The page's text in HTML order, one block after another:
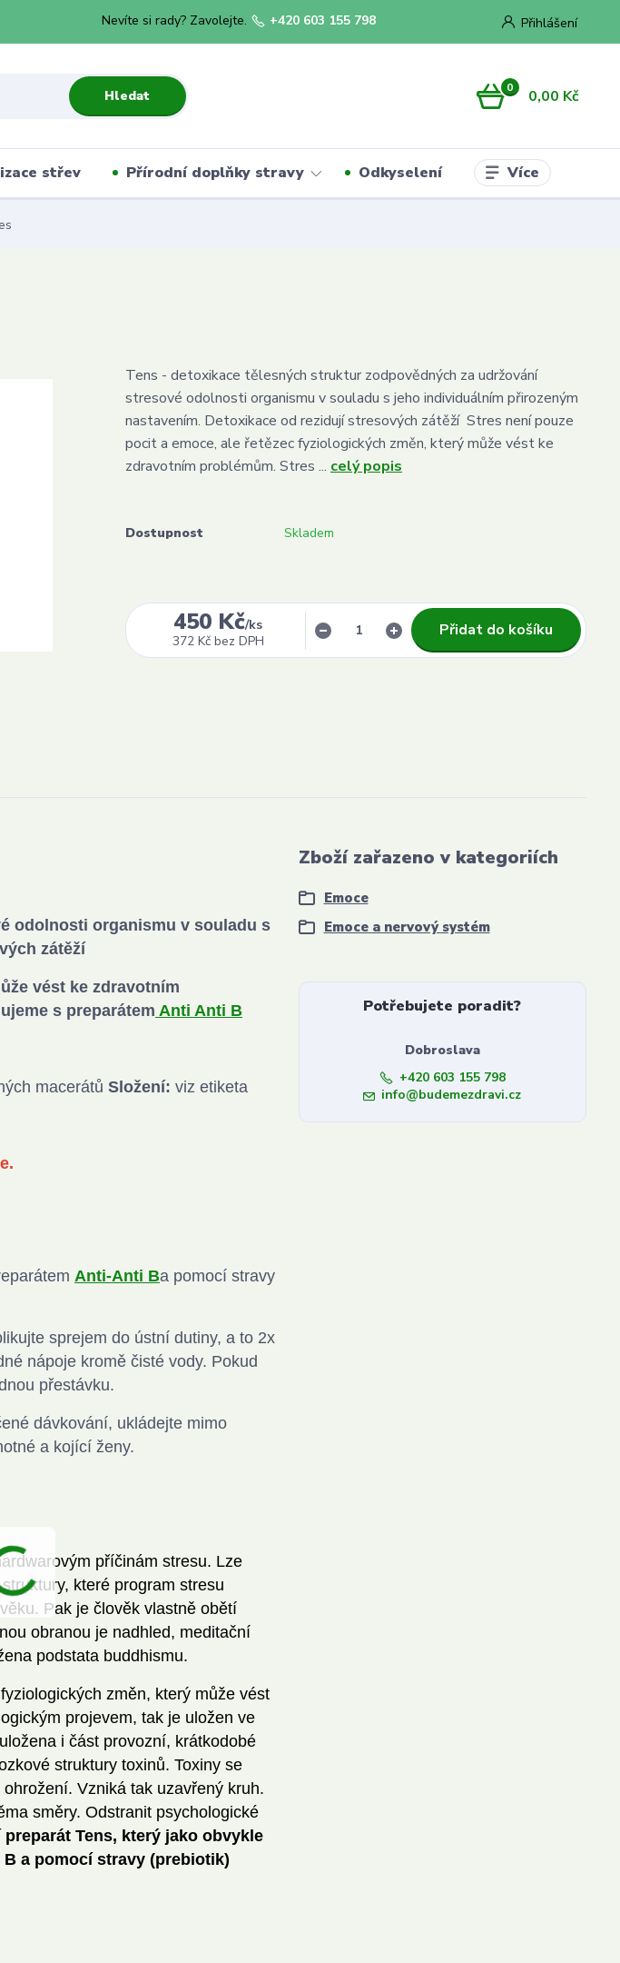
Přihlášení
Hledat
Nevíte si rady? Zavolejte. +420 603 155 798
0 0,00 Kč
střev Přírodní doplňky stravy Odkyselení Více
Tens - detoxikace tělesných struktur zodpovědných za udržování
stresové odolnosti organismu v souladu s jeho individuálním přirozeným
nastavením. Detoxikace od rezidují stresových zátěží Stres není pouze
pocit a emoce, ale řetězec fyziologických změn, který může vést ke
zdravotním problémům. Stres ... celý popis
Dostupnost Skladem
450 Kč/ks
372 Kč bez DPH
Přidat do košíku
odolnosti organismu v souladu s
zátěží
vést ke zdravotním
s preparátem Anti Anti B
macerátů Složení: viz etiketa
Anti-Anti Ba pomocí stravy
sprejem do ústní dutiny, a to 2x
nápoje kromě čisté vody. Pokud
přestávku.
dávkování, ukládejte mimo
a kojící ženy.
příčinám stresu. Lze
které program stresu
Pak je člověk vlastně obětí
obranou je nadhled, meditační
podstata buddhismu.
změn, který může vést
projevem, tak je uložen ve
i část provozní, krátkodobé
struktury toxinů. Toxiny se
Vzniká tak uzavřený kruh.
směry. Odstranit psychologické
Tens, který jako obvykle
a pomocí stravy (prebiotik)
Zboží zařazeno v kategoriích
Emoce
Emoce a nervový systém
Potřebujete poradit?
Dobroslava
+420 603 155 798
info@budemezdravi.cz